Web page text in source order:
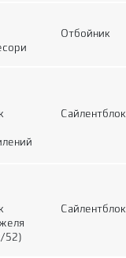
Отбойник
Сайлентблок
52)
Сайлентблок